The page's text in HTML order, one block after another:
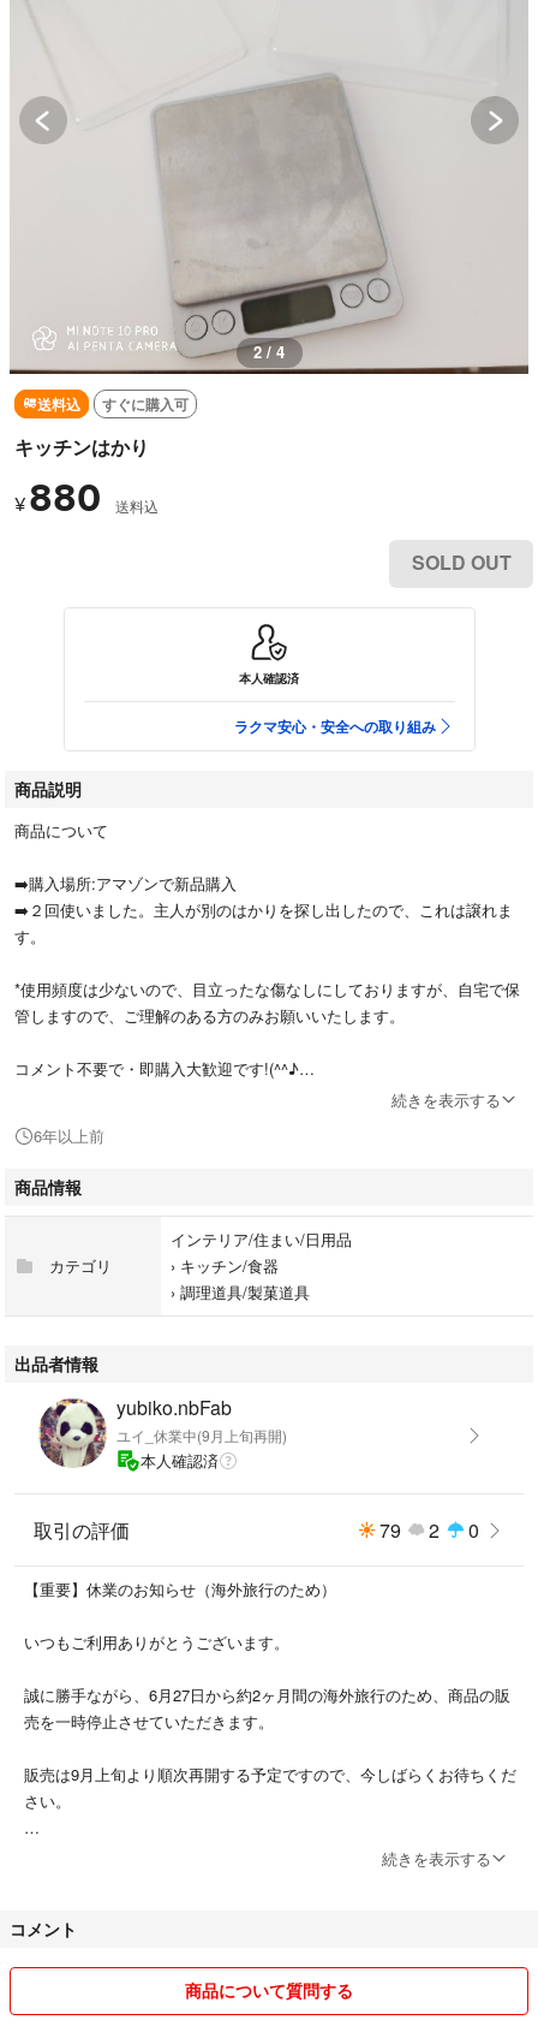
2 / 4
送料込 すぐに購入可
キッチンはかり
¥ 880 送料込
SOLD OUT
本人確認済
ラクマ安心・安全への取り組み
商品説明
商品について
➡️購入場所:アマゾンで新品購入
➡️２回使いました。主人が別のはかりを探し出したので、これは譲れま
す。
*使用頻度は少ないので、目立ったな傷なしにしておりますが、自宅で保
管しますので、ご理解のある方のみお願いいたします。
コメント不要で・即購入大歓迎です!(^^♪
①透明の計量トレーが２個付属(２枚目の図面からご確認ください^_^)
②電子はかり本体×1台
③単4電池×2本
*説明書がもうなくなりましたが、使用方法分かりやすいと思いますの
購入前この1点ご理解してください。
ノンクレームノンリターンでお願いいたします。
➡️商品の説明
製品サイズ：128×105×19mm
・重量：約275ｇ
収納や持ち運びも便利です。
・0.1g~3000gの測定範囲：
高感度のセンサーを採用し、法定計量単位がgに設定され、0.1gから3000
風袋引き機能、容器ゼロ、自動校正、オートパワーオフ機能（約1分）、
件数計量など、色々な機能が搭載されています。
の確認など様々な場合に適用です。
操作ボタンが４つに分けて、非常にわかりやすく、操作しやすい電子スケ
続きを表示する
6年以上前
商品情報
カテゴリ
インテリア/住まい/日用品
› キッチン/食器
› 調理道具/製菓道具
出品者情報
yubiko.nbFab
ユイ_休業中(9月上旬再開)
本人確認済
取引の評価 79 2 0
【重要】休業のお知らせ（海外旅行のため）
いつもご利用ありがとうございます。
誠に勝手ながら、6月27日から約2ヶ月間の海外旅行のため、商品の販
売を一時停止させていただきます。
販売は9月上旬より順次再開する予定ですので、今しばらくお待ちくだ
さい。
ご心配なく、帰国後は新商品の追加・出品も予定しております！
ご理解いただけますようお願い申し上げます。
続きを表示する
コメント
商品について質問する